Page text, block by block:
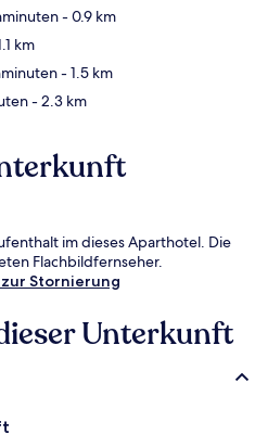
- 0.9 km
km
- 1.5 km
- 2.3 km
im dieses Aparthotel. Die
Flachbildfernseher.
Stornierung
Unterkunft